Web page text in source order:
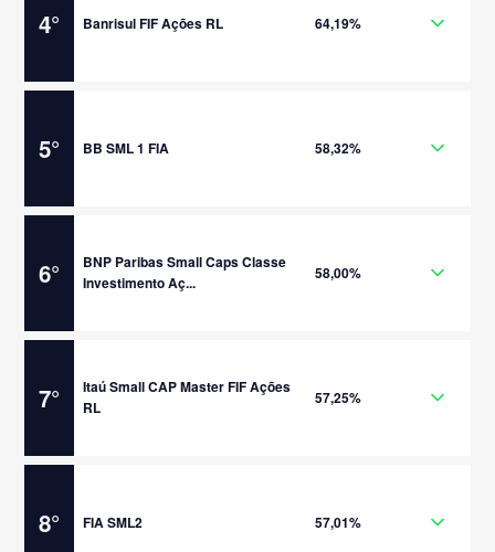
4° Banrisul FIF Ações RL 64,19%
5° BB SML 1 FIA 58,32%
6°
BNP Paribas Small Caps Classe
Investimento Aç...
58,00%
7°
Itaú Small CAP Master FIF Ações
RL
57,25%
8° FIA SML2 57,01%